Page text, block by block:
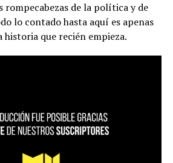
de la política y de
lo contado hasta aquí es apenas
que recién empieza.